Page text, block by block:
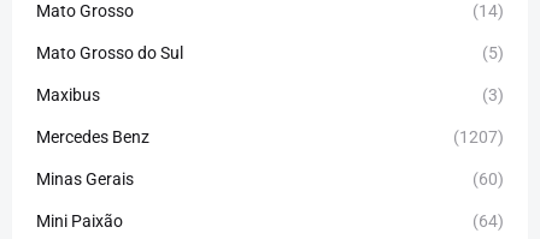
Mato Grosso (14)
Mato Grosso do Sul (5)
Maxibus (3)
Mercedes Benz (1207)
Minas Gerais (60)
Mini Paixão (64)